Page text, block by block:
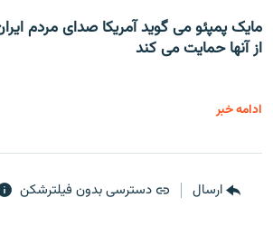
مایک پمپئو می گوید آمریکا صدای مردم
از آنها حمایت می کند
ادامه خبر
ارسال دسترسی بدون فیلترشکن